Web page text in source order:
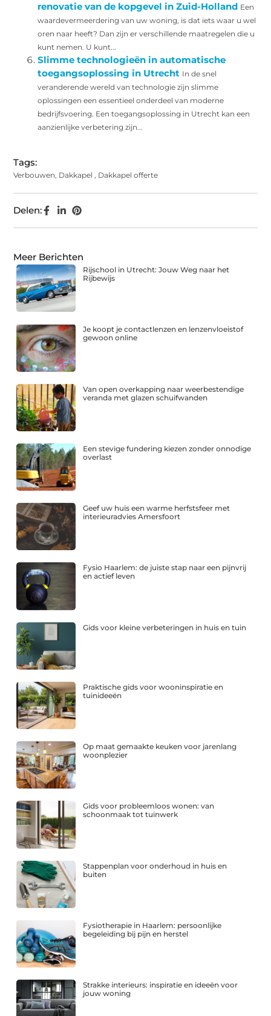
renovatie van de kopgevel in Zuid-Holland Een
waardevermeerdering van uw woning, is dat iets waar u wel
oren naar heeft? Dan zijn er verschillende maatregelen die u
kunt nemen. U kunt...
Slimme technologieën in automatische
toegangsoplossing in Utrecht In de snel
veranderende wereld van technologie zijn slimme
oplossingen een essentieel onderdeel van moderne
bedrijfsvoering. Een toegangsoplossing in Utrecht kan een
aanzienlijke verbetering zijn...
Tags:
Verbouwen, Dakkapel , Dakkapel offerte
Delen:
Meer Berichten
Rijschool in Utrecht: Jouw Weg naar het
Rijbewijs
Je koopt je contactlenzen en lenzenvloeistof
gewoon online
Van open overkapping naar weerbestendige
veranda met glazen schuifwanden
Een stevige fundering kiezen zonder onnodige
overlast
Geef uw huis een warme herfstsfeer met
interieuradvies Amersfoort
Fysio Haarlem: de juiste stap naar een pijnvrij
en actief leven
Gids voor kleine verbeteringen in huis en tuin
Praktische gids voor wooninspiratie en
tuinideeën
Op maat gemaakte keuken voor jarenlang
woonplezier
Gids voor probleemloos wonen: van
schoonmaak tot tuinwerk
Stappenplan voor onderhoud in huis en
buiten
Fysiotherapie in Haarlem: persoonlijke
begeleiding bij pijn en herstel
Strakke interieurs: inspiratie en ideeën voor
jouw woning